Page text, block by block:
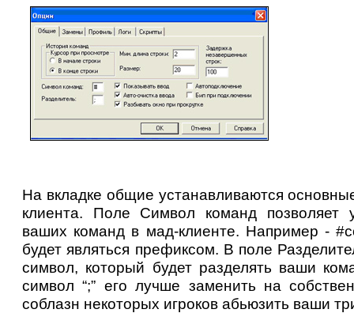
На вкладке общие устанавливаются
клиента. Поле Символ команд позволяет
ваших команд в мад-клиенте. Например -
будет являться префиксом. В поле
символ, который будет разделять ваши
символ “;” его лучше заменить на
соблазн некоторых игроков абьюзить ваши